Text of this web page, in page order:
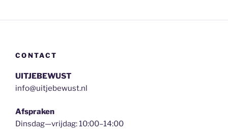
CONTACT
UITJEBEWUST
info@uitjebewust.nl
Afspraken
Dinsdag—vrijdag: 10:00–14:00